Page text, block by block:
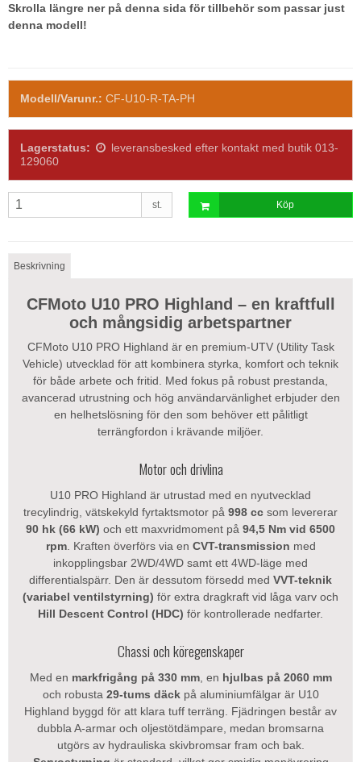
Skrolla längre ner på denna sida för tillbehör som passar just
denna modell!
Modell/Varunr.: CF-U10-R-TA-PH
Lagerstatus:
leveransbesked efter kontakt med butik 013-
129060
st. Köp
Beskrivning
CFMoto U10 PRO Highland – en kraftfull
och mångsidig arbetspartner
CFMoto U10 PRO Highland är en premium-UTV (Utility Task
Vehicle) utvecklad för att kombinera styrka, komfort och teknik
för både arbete och fritid. Med fokus på robust prestanda,
avancerad utrustning och hög användarvänlighet erbjuder den
en helhetslösning för den som behöver ett pålitligt
terrängfordon i krävande miljöer.
Motor och drivlina
U10 PRO Highland är utrustad med en nyutvecklad
trecylindrig, vätskekyld fyrtaktsmotor på 998 cc som levererar
90 hk (66 kW) och ett maxvridmoment på 94,5 Nm vid 6500
rpm. Kraften överförs via en CVT-transmission med
inkopplingsbar 2WD/4WD samt ett 4WD-läge med
differentialspärr. Den är dessutom försedd med VVT-teknik
(variabel ventilstyrning) för extra dragkraft vid låga varv och
Hill Descent Control (HDC) för kontrollerade nedfarter.
Chassi och köregenskaper
Med en markfrigång på 330 mm, en hjulbas på 2060 mm
och robusta 29-tums däckpå aluminiumfälgar är U10
Highland byggd för att klara tuff terräng. Fjädringen består av
dubbla A-armar och oljestötdämpare, medan bromsarna
utgörs av hydrauliska skivbromsar fram och bak.